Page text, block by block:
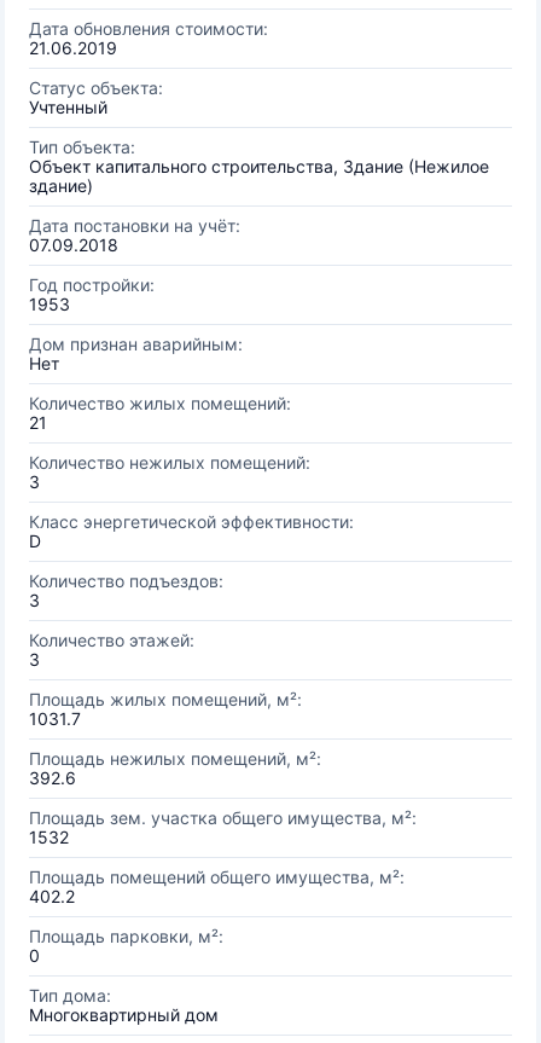
Дата обновления стоимости:
21.06.2019
Статус объекта:
Учтенный
Тип объекта:
Объект капитального строительства, Здание (Нежилое
здание)
Дата постановки на учёт:
07.09.2018
Год постройки:
1953
Дом признан аварийным:
Нет
Количество жилых помещений:
21
Количество нежилых помещений:
3
Класс энергетической эффективности:
D
Количество подъездов:
3
Количество этажей:
3
Площадь жилых помещений, м²:
1031.7
Площадь нежилых помещений, м²:
392.6
Площадь зем. участка общего имущества, м²:
1532
Площадь помещений общего имущества, м²:
402.2
Площадь парковки, м²:
0
Тип дома:
Многоквартирный дом